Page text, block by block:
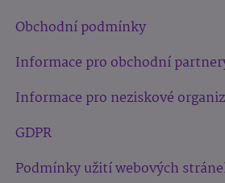
Obchodní podmínky
Informace pro obchodní
Informace pro neziskové
GDPR
Podmínky užití webových